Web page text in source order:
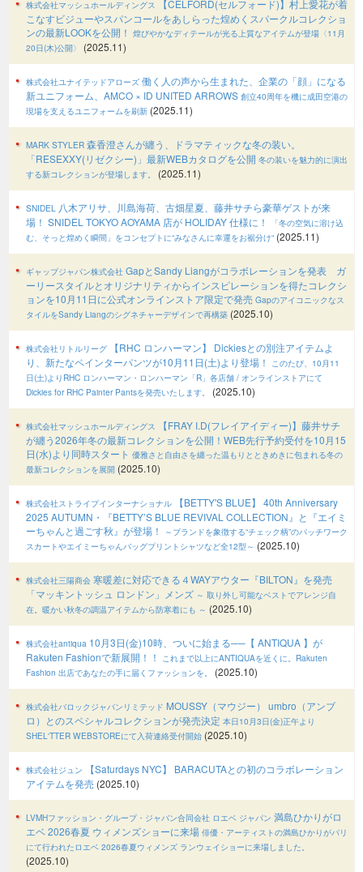
株式会社マッシュホールディングス
【CELFORD(セルフォード)】村上愛花が着
こなすビジューやスパンコールをあしらった煌めくスパークルコレクショ
ンの最新LOOKを公開！ 煌びやかなディテールが光る上質なアイテムが登場〈11月
20日(木)公開〉
(2025.11)
株式会社ユナイテッドアローズ 働く人の声から生まれた、企業の「顔」になる
新ユニフォーム、AMCO × ID UNITED ARROWS 創立40周年を機に成田空港の
現場を支えるユニフォームを刷新 (2025.11)
MARK STYLER 森香澄さんが纏う、ドラマティックな冬の装い。
「RESEXXY(リゼクシー)」最新WEBカタログを公開 冬の装いを魅力的に演出
する新コレクションが登場します。
(2025.11)
SNIDEL 八木アリサ、川島海荷、古畑星夏、藤井サチら豪華ゲストが来
場！ SNIDEL TOKYO AOYAMA 店が HOLIDAY 仕様に！
「冬の空気に溶け込
む、そっと煌めく瞬間」をコンセプトに“みなさんに幸運をお裾分け“ (2025.11)
ギャップジャパン株式会社 GapとSandy Liangがコラボレーションを発表 ガ
ーリースタイルとオリジナリティからインスピレーションを得たコレクシ
ョンを10月11日に公式オンラインストア限定で発売 Gapのアイコニックなス
タイルをSandy Liangのシグネチャーデザインで再構築 (2025.10)
株式会社リトルリーグ 【RHC ロンハーマン】 Dickiesとの別注アイテムよ
り、新たなペインターパンツが10月11日(土)より登場！ このたび、10月11
日(土)よりRHC ロンハーマン・ロンハーマン「R」各店舗 / オンラインストアにて
Dickies for RHC Painter Pantsを発売いたします。
(2025.10)
株式会社マッシュホールディングス
【FRAY I.D(フレイアイディー)】藤井サチ
が纏う2026年冬の最新コレクションを公開！WEB先行予約受付を10月15
日(水)より同時スタート 優雅さと自由さを纏った温もりとときめきに包まれる冬の
最新コレクションを展開 (2025.10)
株式会社ストライプインターナショナル 【BETTY'S BLUE】 40th Anniversary
2025 AUTUMN・『BETTY’S BLUE REVIVAL COLLECTION』と『エイミ
ーちゃんと過ごす秋』が登場！
～ブランドを象徴する“チェック柄”のパッチワーク
スカートやエイミーちゃんバッグプリントシャツなど全12型～ (2025.10)
株式会社三陽商会 寒暖差に対応できる４WAYアウター『BILTON』を発売
「マッキントッシュ ロンドン」メンズ ～ 取り外し可能なベストでアレンジ自
在。暖かい秋冬の調温アイテムから防寒着にも ～ (2025.10)
株式会社antiqua 10月3日(金)10時、ついに始まる──【 ANTIQUA 】が
Rakuten Fashionで新展開！！ これまで以上にANTIQUAを近くに。Rakuten
Fashion 出店であなたの手に届くファッションを。
(2025.10)
株式会社バロックジャパンリミテッド MOUSSY（マウジー） umbro（アンブ
ロ）とのスペシャルコレクションが発売決定 本日10月3日(金)正午より
SHEL'TTER WEBSTOREにて入荷連絡受付開始 (2025.10)
株式会社ジュン
【Saturdays NYC】 BARACUTAとの初のコラボレーション
アイテムを発売 (2025.10)
LVMHファッション・グループ・ジャパン合同会社 ロエベ ジャパン 満島ひかりがロ
エベ 2026春夏 ウィメンズショーに来場 俳優・アーティストの満島ひかりがパリ
にて行われたロエベ 2026春夏ウィメンズ ランウェイショーに来場しました。
(2025.10)